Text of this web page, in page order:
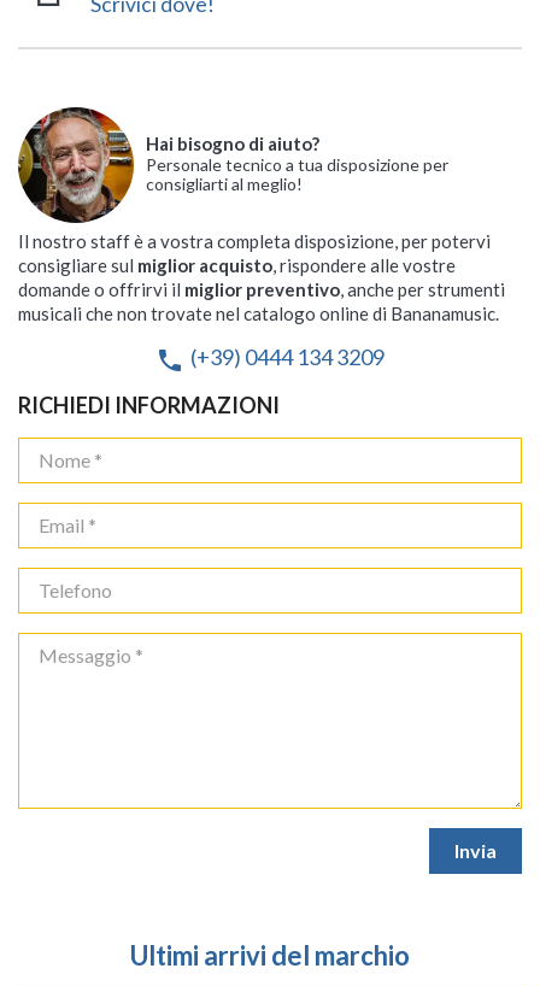
Hai bisogno di aiuto?
Personale tecnico a tua disposizione per
consigliarti al meglio!
Il nostro staff è a vostra completa disposizione, per potervi
consigliare sul miglior acquisto, rispondere alle vostre
domande o offrirvi il miglior preventivo, anche per strumenti
musicali che non trovate nel catalogo online di Bananamusic.
phone (+39) 0444 134 3209
RICHIEDI INFORMAZIONI
Ultimi arrivi del marchio